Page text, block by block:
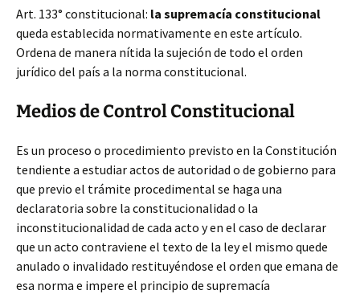
Art. 133° constitucional: la supremacía constitucional
queda establecida normativamente en este artículo.
Ordena de manera nítida la sujeción de todo el orden
jurídico del país a la norma constitucional.
Medios de Control Constitucional
Es un proceso o procedimiento previsto en la Constitución
tendiente a estudiar actos de autoridad o de gobierno para
que previo el trámite procedimental se haga una
declaratoria sobre la constitucionalidad o la
inconstitucionalidad de cada acto y en el caso de declarar
que un acto contraviene el texto de la ley el mismo quede
anulado o invalidado restituyéndose el orden que emana de
esa norma e impere el principio de supremacía